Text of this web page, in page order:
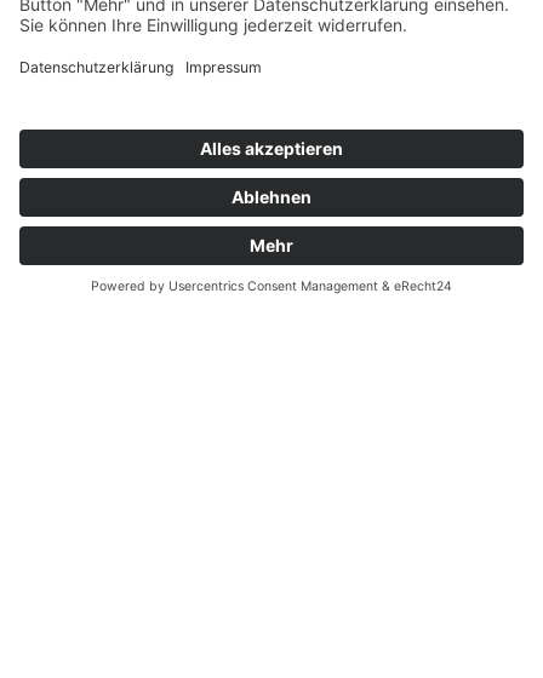
Implantate
Prophylaxe
Endodontie
Wissenswert
Zahnarzt Wissen
Stellenangebote
Lachgas